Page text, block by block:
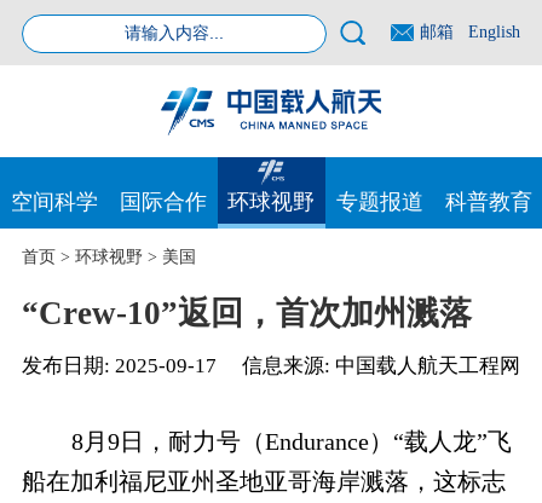
邮箱 English
空间科学 国际合作 环球视野 专题报道 科普教育
首页> 环球视野> 美国
“Crew-10”返回，首次加州溅落
发布日期: 2025-09-17 信息来源: 中国载人航天工程网
8月9日，耐力号（Endurance）“载人龙”飞
船在加利福尼亚州圣地亚哥海岸溅落，这标志